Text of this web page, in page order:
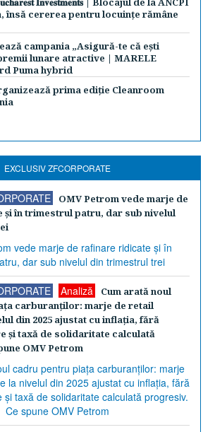
însă cererea pentru locuințe rămâne
campania „Asigură-te că ești
lunare atractive | MARELE
Puma hybrid
prima ediție Cleanroom
EXCLUSIV ZFCORPORATE
OMV Petrom vede marje de
în trimestrul patru, dar sub nivelul
Analiză
Cum arată noul
carburanţilor: marje de retail
din 2025 ajustat cu inflaţia, fără
şi taxă de solidaritate calculată
OMV Petrom